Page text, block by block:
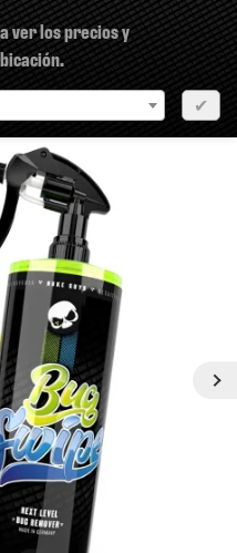
ver los precios y
✔
siguiente